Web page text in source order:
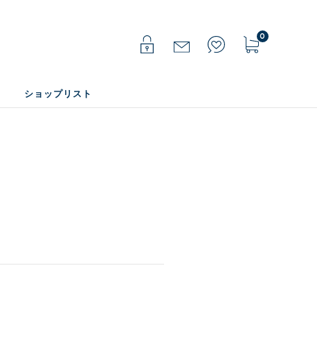
0
ショップリスト